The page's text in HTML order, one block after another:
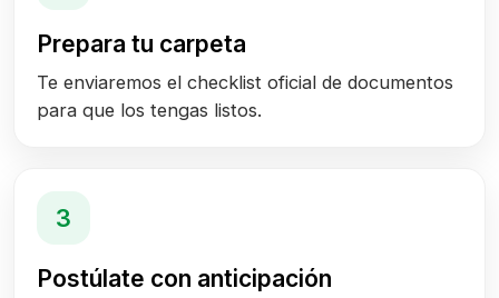
Prepara tu carpeta
Te enviaremos el checklist oficial de documentos
para que los tengas listos.
3
Postúlate con anticipación